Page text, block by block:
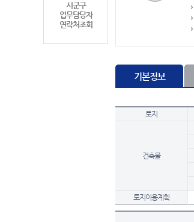
시군구
업무담당자
연락처조회
기본정보
토지
건축물
토지이용계획